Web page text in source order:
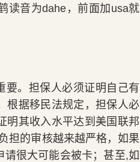
读音为dahe，前面加usa就
要。担保人必须证明自己有
根据移民法规定，担保人必
明其收入水平达到美国联邦
担的审核越来越严格，如果
很大可能会被卡；甚至,如